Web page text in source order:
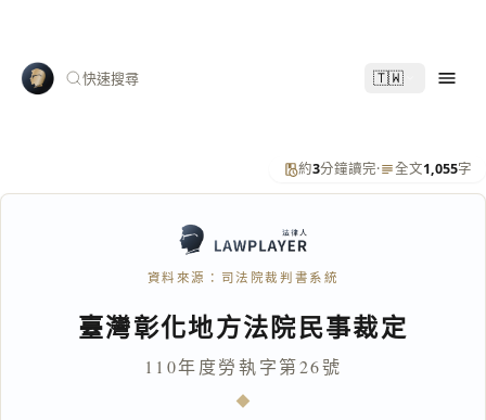
快速搜尋 🇹🇼
約3分鐘讀完· 全文1,055字
資料來源：司法院裁判書系統
臺灣彰化地方法院民事裁定
110年度勞執字第26號